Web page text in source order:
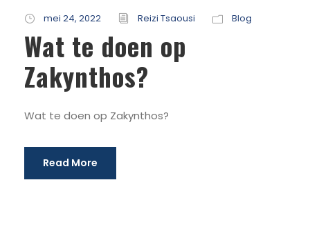
mei 24, 2022 Reizi Tsaousi Blog
Wat te doen op
Zakynthos?
Wat te doen op Zakynthos?
Read More